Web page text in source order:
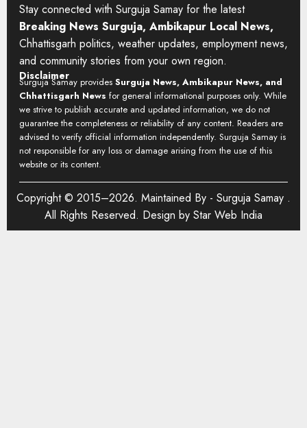
Stay connected with Surguja Samay for the latest
Breaking News Surguja, Ambikapur Local News,
Chhattisgarh politics, weather updates, employment news,
and community stories from your own region.
Disclaimer
Surguja Samay provides Surguja News, Ambikapur News, and
Chhattisgarh News for general informational purposes only. While
we strive to publish accurate and updated information, we do not
guarantee the completeness or reliability of any content. Readers are
advised to verify official information independently. Surguja Samay is
not responsible for any loss or damage arising from the use of this
website or its content.
Copyright © 2015–2026. Maintained By - Surguja Samay .
All Rights Reserved. Design by Star Web India